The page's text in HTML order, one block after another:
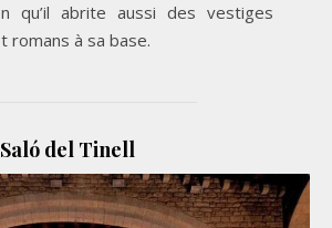
qu’il abrite aussi des vestiges
romans à sa base.
del Tinell